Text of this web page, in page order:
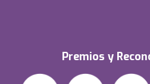
Premios y